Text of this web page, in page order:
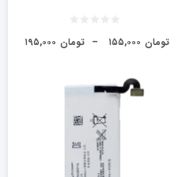
۱۹۵,۰۰۰ تومان – ۱۵۵,۰۰۰ تومان